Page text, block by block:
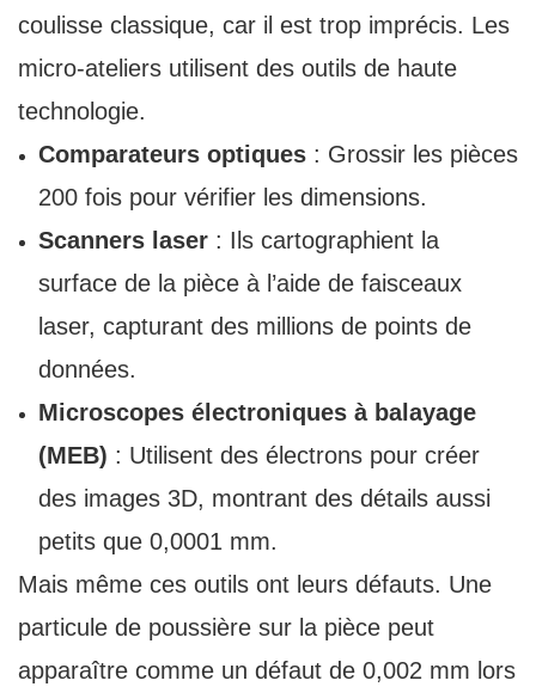
coulisse classique, car il est trop imprécis. Les
micro-ateliers utilisent des outils de haute
technologie.
Comparateurs optiques: Grossir les pièces
200 fois pour vérifier les dimensions.
Scanners laser: Ils cartographient la
surface de la pièce à l’aide de faisceaux
laser, capturant des millions de points de
données.
Microscopes électroniques à balayage
(MEB) : Utilisent des électrons pour créer
des images 3D, montrant des détails aussi
petits que 0,0001 mm.
Mais même ces outils ont leurs défauts. Une
particule de poussière sur la pièce peut
apparaître comme un défaut de 0,002 mm lors